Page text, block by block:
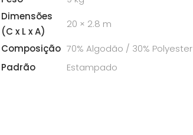
Dimensões
(C x L x A)
20 × 2.8 m
Composição 70% Algodão / 30% Polyester
Padrão
Estampado